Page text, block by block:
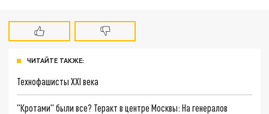
ЧИТАЙТЕ ТАКЖЕ:
Технофашисты XXI века
"Кротами" были все? Теракт в центре Москвы: На генералов